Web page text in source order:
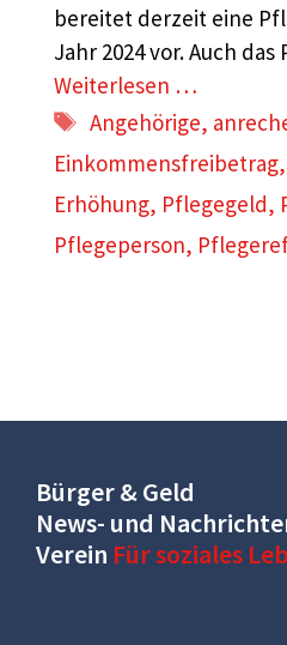
bereitet derzeit eine
Jahr 2024 vor. Auch
Weiterlesen …
Schlagwörter
Angehörige,
Einkommensfreibetrag,
Erhöhung, Pflegegeld,
Pflegeperson,
Bürger & Geld
News- und
Verein Für soziales